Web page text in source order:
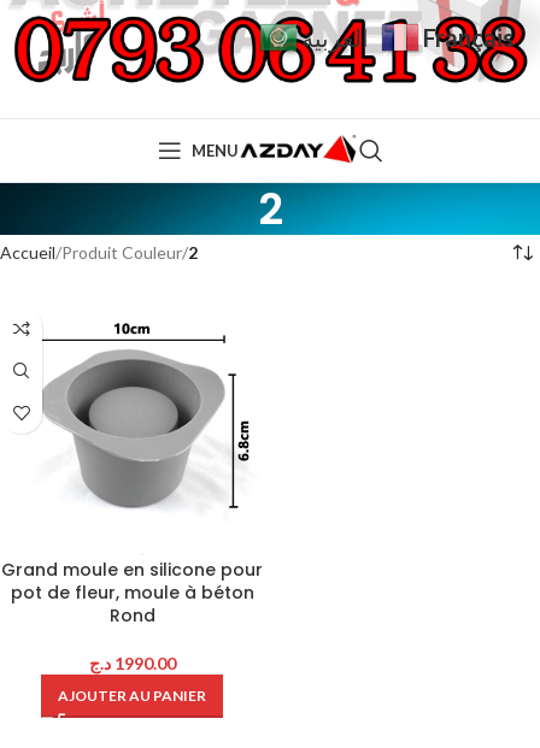
MENU
2
Accueil Produit Couleur 2
Grand moule en silicone pour
pot de fleur, moule à béton
Rond
1990.00 د.ج
AJOUTER AU PANIER
العربية Français